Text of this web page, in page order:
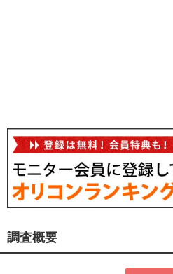
調査概要